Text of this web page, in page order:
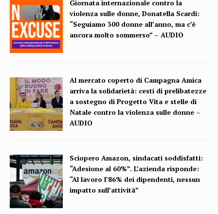
Giornata internazionale contro la
violenza sulle donne, Donatella Scardi:
“Seguiamo 300 donne all’anno, ma c’è
ancora molto sommerso” – AUDIO
Al mercato coperto di Campagna Amica
arriva la solidarietà: cesti di prelibatezze
a sostegno di Progetto Vita e stelle di
Natale contro la violenza sulle donne –
AUDIO
Sciopero Amazon, sindacati soddisfatti:
“Adesione al 60%”. L’azienda risponde:
“Al lavoro l’86% dei dipendenti, nessun
impatto sull’attività”